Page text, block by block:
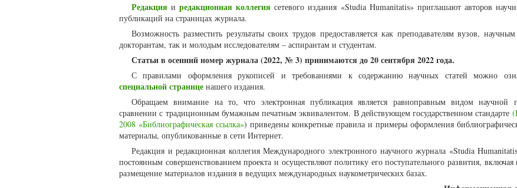
Редакция иредакционная коллегия сетевого издания «Studia Humanitatis» приглашают авторов
публикаций на страницах журнала.
Возможность разместить результаты своих трудов предоставляется как преподавателям вузов,
докторантам, так и молодым исследователям – аспирантам и студентам.
Статьи в осенний номер журнала (2022, № 3) принимаются до 20 сентября 2022 года.
С правилами оформления рукописей и требованиями к содержанию научных статей можно
специальной странице нашего издания.
Обращаем внимание на то, что электронная публикация является равноправным видом научной
сравнении с традиционным бумажным печатным эквивалентом. В действующем государственном стандарте
2008 «Библиографическая ссылка») приведены конкретные правила и примеры оформления
материалы, опубликованные в сети Интернет.
Редакция и редакционная коллегия Международного электронного научного журнала «Studia
постоянным совершенствованием проекта и осуществляют политику его поступательного развития,
размещение материалов издания в ведущих международных наукометрических базах.